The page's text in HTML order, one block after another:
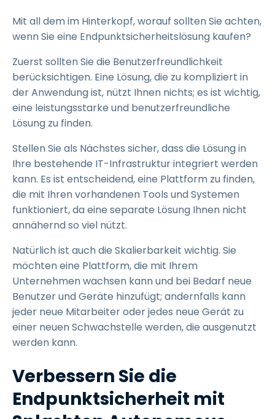
Mit all dem im Hinterkopf, worauf sollten Sie achten,
wenn Sie eine Endpunktsicherheitslösung kaufen?
Zuerst sollten Sie die Benutzerfreundlichkeit
berücksichtigen. Eine Lösung, die zu kompliziert in
der Anwendung ist, nützt Ihnen nichts; es ist wichtig,
eine leistungsstarke und benutzerfreundliche
Lösung zu finden.
Stellen Sie als Nächstes sicher, dass die Lösung in
Ihre bestehende IT-Infrastruktur integriert werden
kann. Es ist entscheidend, eine Plattform zu finden,
die mit Ihren vorhandenen Tools und Systemen
funktioniert, da eine separate Lösung Ihnen nicht
annähernd so viel nützt.
Natürlich ist auch die Skalierbarkeit wichtig. Sie
möchten eine Plattform, die mit Ihrem
Unternehmen wachsen kann und bei Bedarf neue
Benutzer und Geräte hinzufügt; andernfalls kann
jeder neue Mitarbeiter oder jedes neue Gerät zu
einer neuen Schwachstelle werden, die ausgenutzt
werden kann.
Verbessern Sie die
Endpunktsicherheit mit